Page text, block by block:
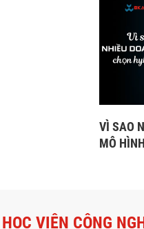
VÌ SAO
MÔ
VIỆN CÔNG